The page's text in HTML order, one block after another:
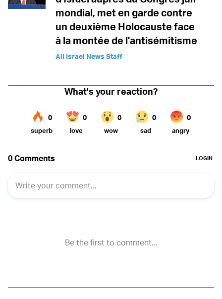
mondial, met en garde contre
un deuxième Holocauste face
à la montée de l'antisémitisme
All Israel News Staff